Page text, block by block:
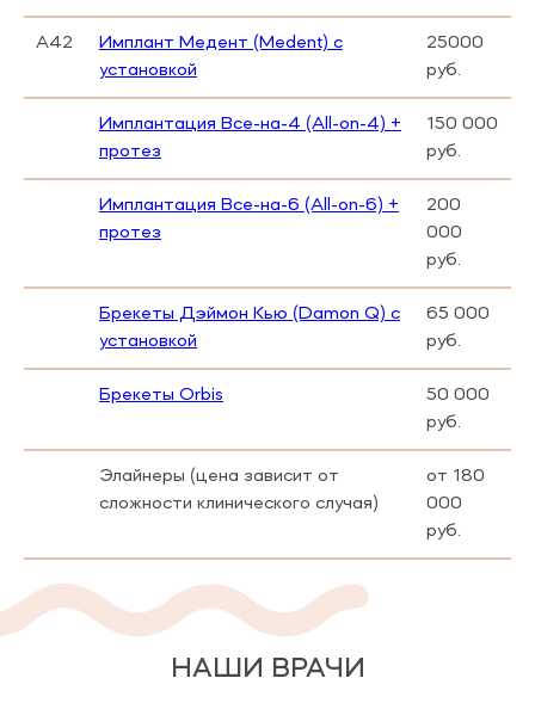
А42
Имплант Медент (Medent) с
установкой
25000
руб.
Имплантация Все-на-4 (All-on-4) +
протез
150 000
руб.
Имплантация Все-на-6 (All-on-6) +
протез
200
000
руб.
Брекеты Дэймон Кью (Damon Q) с
установкой
65 000
руб.
Брекеты Orbis
50 000
руб.
Элайнеры (цена зависит от
сложности клинического случая)
от 180
000
руб.
НАШИ ВРАЧИ